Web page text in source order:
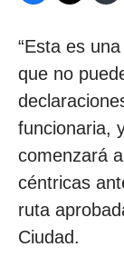
“Esta es
que no
funcionaria,
comenzará
céntricas
ruta
Ciudad.